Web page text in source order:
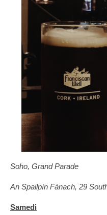
Soho, Grand Parade
An Spailpín Fánach, 29
Samedi